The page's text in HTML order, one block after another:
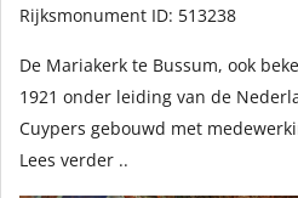
Rijksmonument ID: 513238
De Mariakerk te Bussum, ook
1921 onder leiding van de
Cuypers gebouwd met
Lees verder ..